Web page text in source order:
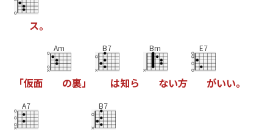
ス。
「仮面
Am
の裏」
B7
は知ら
Bm
ない方
E7
がいい。
A7 B7